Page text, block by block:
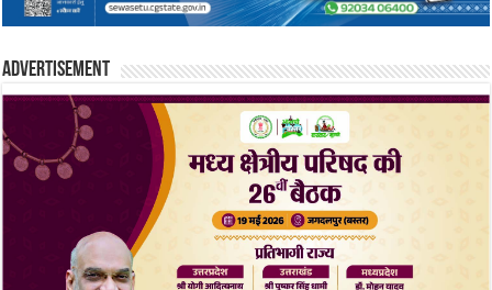
Advertisement